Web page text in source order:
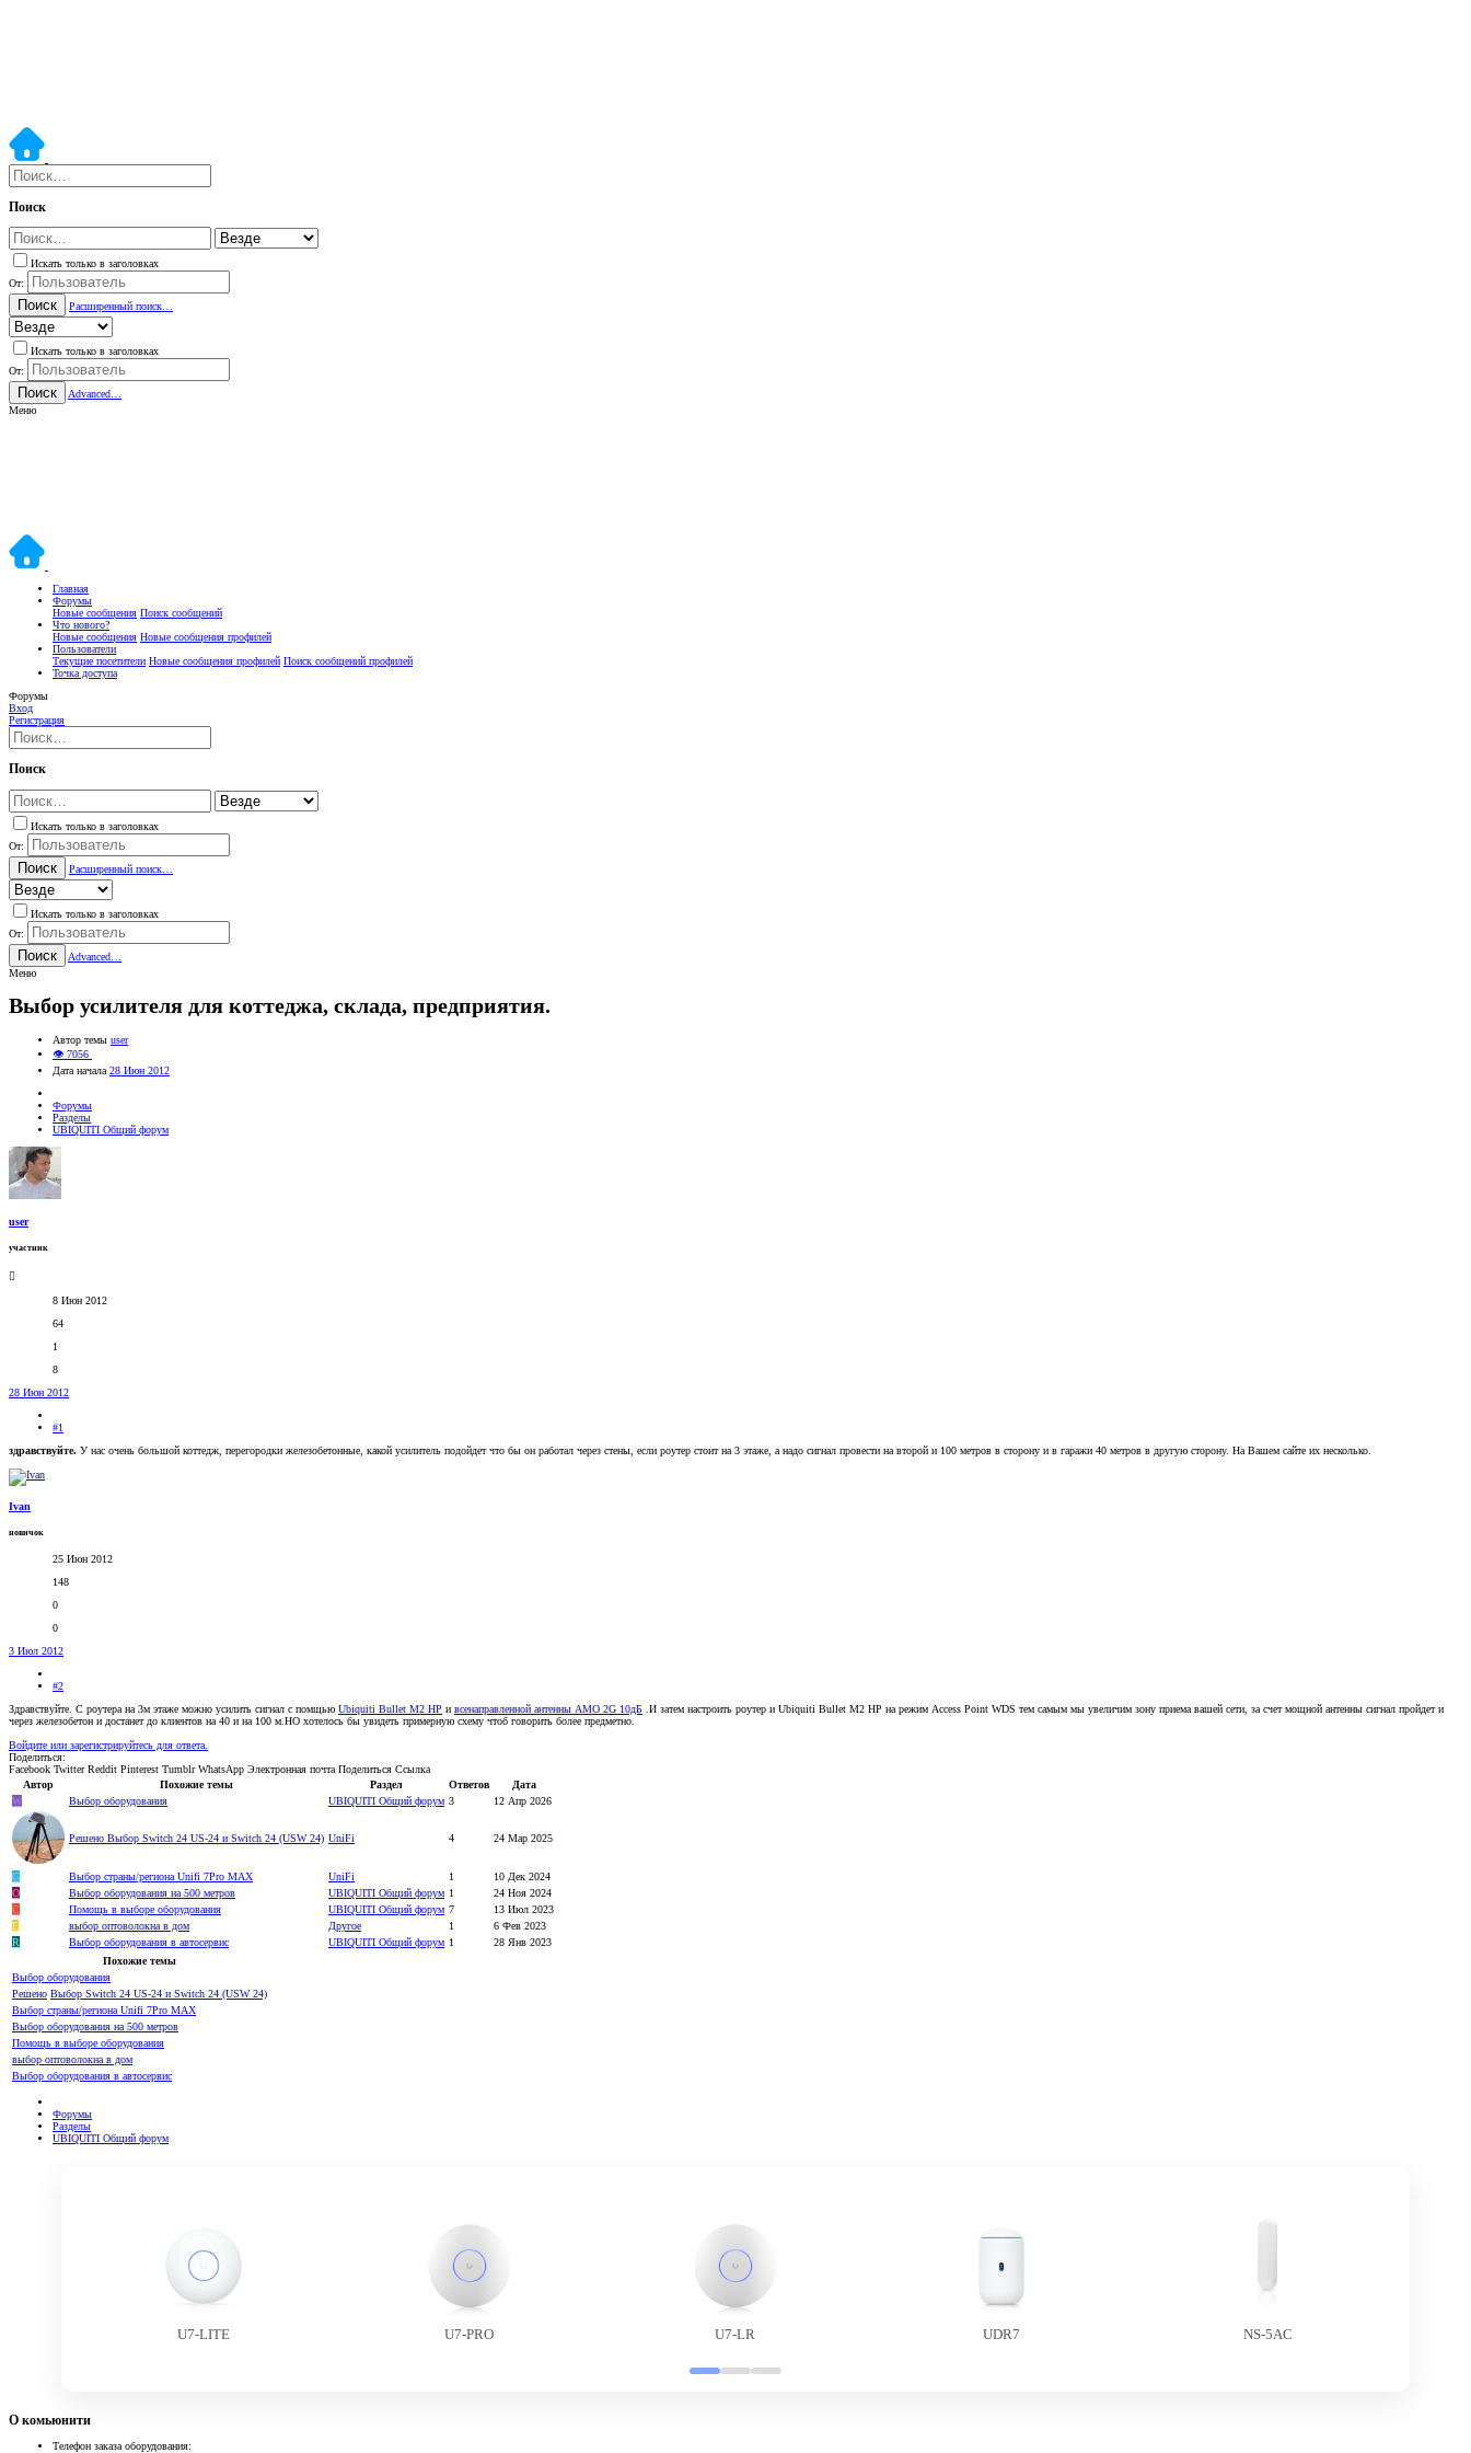
Поиск
Искать только в заголовках
От:
Поиск Расширенный поиск…
Искать только в заголовках
От:
Поиск
Advanced…
Меню
Главная
Форумы
Новые сообщения Поиск сообщений
Что нового?
Новые сообщения Новые сообщения профилей
Пользователи
Текущие посетители Новые сообщения профилей Поиск сообщений профилей
Точка доступа
Форумы
Вход
Регистрация
Поиск
Искать только в заголовках
От:
Поиск Расширенный поиск…
Искать только в заголовках
От:
Поиск
Advanced…
Меню
Выбор усилителя для коттеджа, склада, предприятия.
Автор темы user
👁 7056
Дата начала 28 Июн 2012
Форумы
Разделы
UBIQUITI Общий форум
user
участник
8 Июн 2012
64
1
8
28 Июн 2012
#1
здравствуйте. У нас очень большой коттедж, перегородки железобетонные, какой усилитель подойдет что бы он работал через стены, если роутер стоит на 3 этаже, а надо сигнал провести на второй и 100 метров в сторону и в гаражи 40 метров в другую сторону. На Вашем сайте их несколько.
Ivan
новичок
25 Июн 2012
148
0
0
3 Июл 2012
#2
Здравствуйте. С роутера на 3м этаже можно усилить сигнал с помщью Ubiquiti Bullet M2 HP и всенаправленной антенны AMO 2G 10дБ .И затем настроить роутер и Ubiquiti Bullet M2 HP на режим Access Point WDS тем самым мы увеличим зону приема вашей сети, за счет мощной антенны сигнал пройдет и
через железобетон и достанет до клиентов на 40 и на 100 м.НО хотелось бы увидеть примерную схему чтоб говорить более предметно.
Войдите или зарегистрируйтесь для ответа.
Поделиться:
Facebook Twitter Reddit Pinterest Tumblr WhatsApp Электронная почта Поделиться Ссылка
Автор
Похожие темы Раздел Ответов
Дата
W
Выбор оборудования UBIQUITI Общий форум 3 12 Апр 2026
Решено Выбор Switch 24 US-24 и Switch 24 (USW 24) UniFi 4 24 Мар 2025
G Выбор страны/региона Unifi 7Pro MAX UniFi 1
10 Дек 2024
O
Выбор оборудования на 500 метров UBIQUITI Общий форум 1
24 Ноя 2024
С
Помощь в выборе оборудования UBIQUITI Общий форум 7
13 Июл 2023
Е
выбор оптоволокна в дом Другое 1
6 Фев 2023
R
Выбор оборудования в автосервис UBIQUITI Общий форум 1
28 Янв 2023
Похожие темы
Выбор оборудования
Решено Выбор Switch 24 US-24 и Switch 24 (USW 24)
Выбор страны/региона Unifi 7Pro MAX
Выбор оборудования на 500 метров
Помощь в выборе оборудования
выбор оптоволокна в дом
Выбор оборудования в автосервис
Форумы
Разделы
UBIQUITI Общий форум
U7-LITE U7-PRO U7-LR UDR7 NS-5AC
О комьюнити
Телефон заказа оборудования: